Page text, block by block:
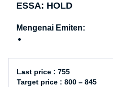
ESSA: HOLD
Mengenai Emiten:
Last price : 755
Target price : 800 – 845